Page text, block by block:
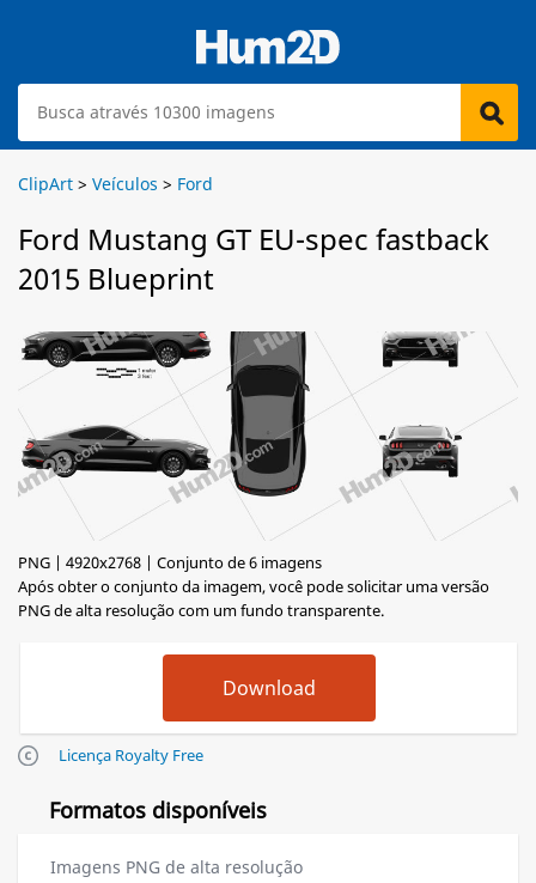
ClipArt > Veículos > Ford
Ford Mustang GT EU-spec fastback
2015 Blueprint
PNG | 4920x2768 | Conjunto de 6 imagens
Após obter o conjunto da imagem, você pode solicitar uma versão
PNG de alta resolução com um fundo transparente.
Licença Royalty Free
Formatos disponíveis
Imagens PNG de alta resolução